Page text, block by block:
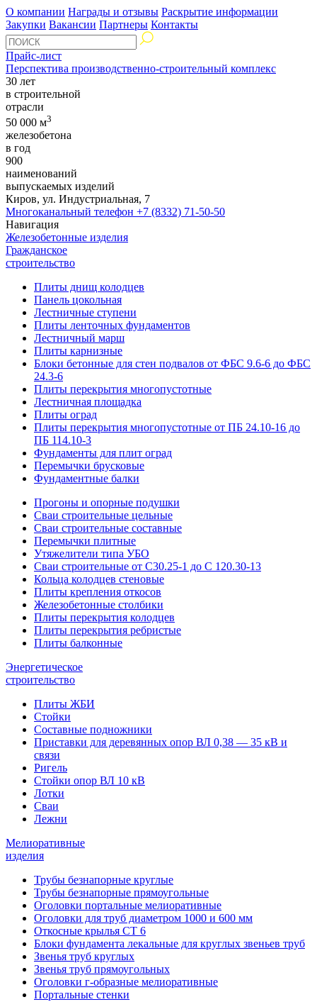
О компании Награды и отзывы Раскрытие информации
Закупки Вакансии Партнеры Контакты
Прайс-лист
Перспектива производственно-строительный комплекс
30 лет
в строительной
отрасли
50 000 м3
железобетона
в год
900
наименований
выпускаемых изделий
Киров, ул. Индустриальная, 7
Многоканальный телефон +7 (8332) 71-50-50
Навигация
Железобетонные изделия
Гражданское
строительство
Плиты днищ колодцев
Панель цокольная
Лестничные ступени
Плиты ленточных фундаментов
Лестничный марш
Плиты карнизные
Блоки бетонные для стен подвалов от ФБС 9.6-6 до ФБС
24.3-6
Плиты перекрытия многопустотные
Лестничная площадка
Плиты оград
Плиты перекрытия многопустотные от ПБ 24.10-16 до
ПБ 114.10-3
Фундаменты для плит оград
Перемычки брусковые
Фундаментные балки
Прогоны и опорные подушки
Сваи строительные цельные
Сваи строительные составные
Перемычки плитные
Утяжелители типа УБО
Сваи строительные от С30.25-1 до С 120.30-13
Кольца колодцев стеновые
Плиты крепления откосов
Железобетонные столбики
Плиты перекрытия колодцев
Плиты перекрытия ребристые
Плиты балконные
Энергетическое
строительство
Плиты ЖБИ
Стойки
Составные подножники
Приставки для деревянных опор ВЛ 0,38 — 35 кВ и
связи
Ригель
Стойки опор ВЛ 10 кВ
Лотки
Сваи
Лежни
Мелиоративные
изделия
Трубы безнапорные круглые
Трубы безнапорные прямоугольные
Оголовки портальные мелиоративные
Оголовки для труб диаметром 1000 и 600 мм
Откосные крылья СТ 6
Блоки фундамента лекальные для круглых звеньев труб
Звенья труб круглых
Звенья труб прямоугольных
Оголовки г-образные мелиоративные
Портальные стенки